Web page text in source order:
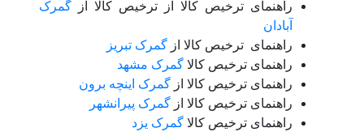
راهنمای ترخیص کالا از ترخیص کالا از گمرک
آبادان
راهنمای ترخیص کالا از گمرک تبریز
راهنمای ترخیص کالا گمرک مشهد
راهنمای ترخیص کالا از گمرک اینچه برون
راهنمای ترخیص کالا از گمرک پیرانشهر
راهنمای ترخیص کالا گمرک یزد